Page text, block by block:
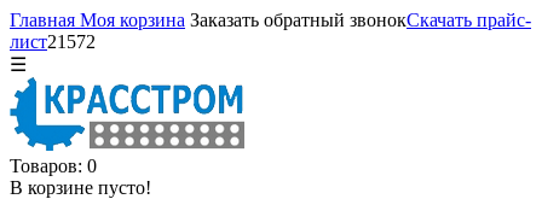
Главная Моя корзина Заказать обратный звонокСкачать прайс-
лист21572
☰
Товаров: 0
В корзине пусто!